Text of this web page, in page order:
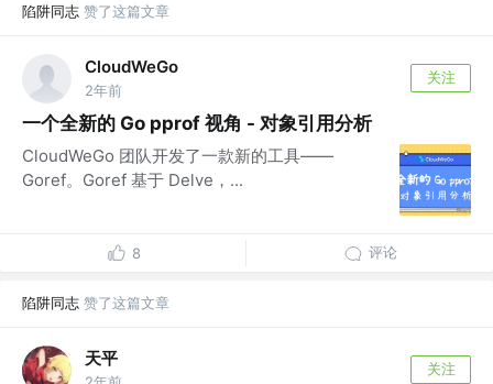
陷阱同志 赞了这篇文章
CloudWeGo
2年前
关注
一个全新的 Go pprof 视角 - 对象引用分析
CloudWeGo 团队开发了一款新的工具——
Goref。Goref 基于 Delve，...
8 评论
陷阱同志 赞了这篇文章
天平
关注